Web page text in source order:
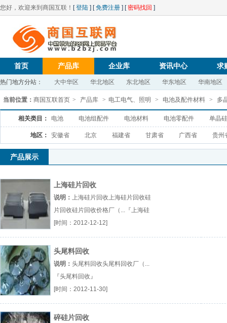
您好，欢迎来到商国互联！ [登陆 ] [免费注册 ] [密码找回 ]
首页 产品库 企业库 资讯中心 求
热门地方分站： 大中华区 华北地区 东北地区 华东地区 华南地区
当前位置： 商国互联首页 > 产品库 > 电工电气、照明 > 电池及配件材料 > 多
相关类目： 电池 电池组配件 电池材料 电池零配件 单晶
地区： 安徽省 北京 福建省 甘肃省 广西省 贵州
产品展示
上海硅片回收
说明： 上海硅片回收上海硅片回收硅
片回收硅片回收价格厂（...『上海硅
片回收』
[时间：2012-12-12]
头尾料回收
说明： 头尾料回收头尾料回收厂（...
『头尾料回收』
[时间：2012-11-30]
碎硅片回收